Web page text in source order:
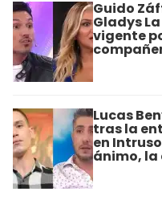
Guido
Gladys
vigente
Lucas
tras la
en
ánimo, la